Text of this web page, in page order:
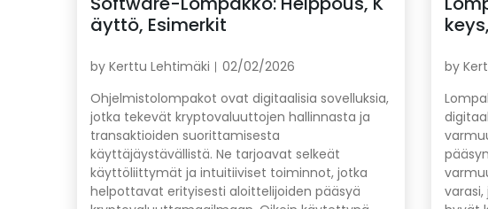
äyttö, Esimerkit
by Kerttu Lehtimäki
02/02/2026
Ohjelmistolompakot ovat digitaalisia sovelluksia,
jotka tekevät kryptovaluuttojen hallinnasta ja
transaktioiden suorittamisesta
käyttäjäystävällistä. Ne tarjoavat selkeät
käyttöliittymät ja intuitiiviset toiminnot, jotka
helpottavat erityisesti aloittelijoiden pääsyä
by